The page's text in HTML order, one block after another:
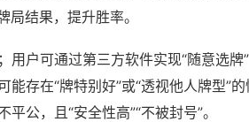
局结果，提升胜率。
户可通过第三方软件实现“随意选牌
能存在“牌特别好”或“透视他人牌型”
公，且“安全性高”“不被封号”。